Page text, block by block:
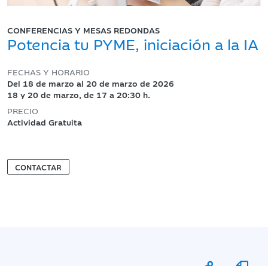
CONFERENCIAS Y MESAS REDONDAS
Potencia tu PYME, iniciación a la IA
FECHAS Y HORARIO
Del 18 de marzo al 20 de marzo de 2026
18 y 20 de marzo, de 17 a 20:30 h.
PRECIO
Actividad Gratuita
CONTACTAR